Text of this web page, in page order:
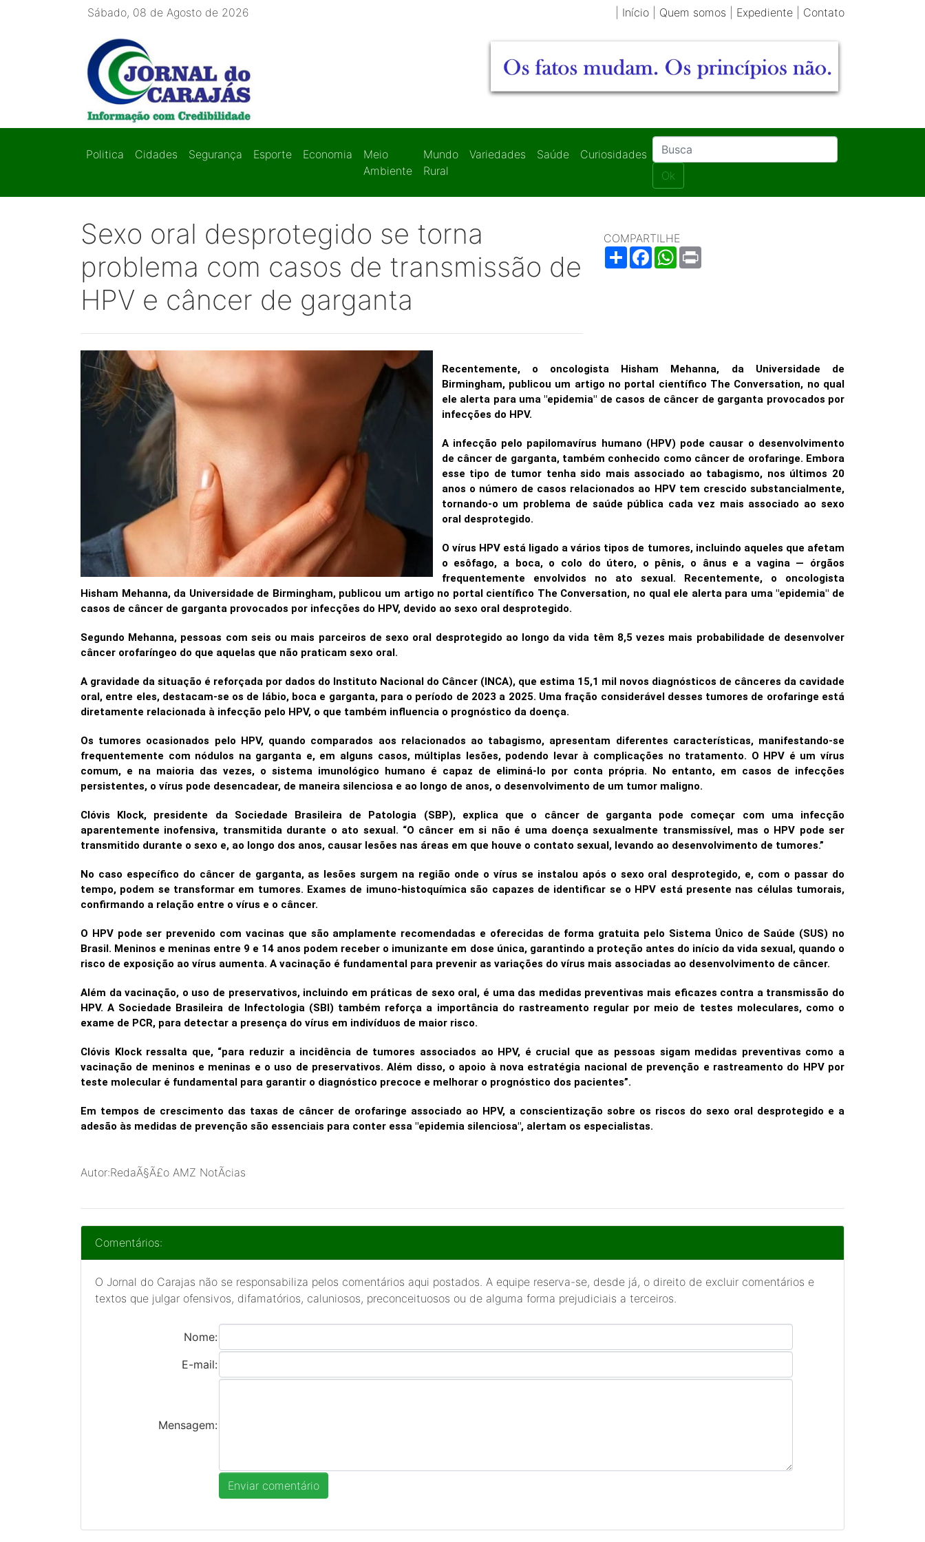
Sábado, 08 de Agosto de 2026 Início Quem somos Expediente Contato
Politica Cidades Segurança Esporte Economia
Meio
Ambiente
Mundo
Rural
Variedades Saúde
Curiosidades
Ok
Sexo oral desprotegido se torna
problema com casos de transmissão de
HPV e câncer de garganta
COMPARTILHE
ShareFacebookWhatsApp
Recentemente, o oncologista Hisham Mehanna, da Universidade de
Birmingham, publicou um artigo no portal científico The Conversation, no qual
ele alerta para uma "epidemia" de casos de câncer de garganta provocados por
infecções do HPV.
A infecção pelo papilomavírus humano (HPV) pode causar o desenvolvimento
de câncer de garganta, também conhecido como câncer de orofaringe. Embora
esse tipo de tumor tenha sido mais associado ao tabagismo, nos últimos 20
anos o número de casos relacionados ao HPV tem crescido substancialmente,
tornando-o um problema de saúde pública cada vez mais associado ao sexo
oral desprotegido.
O vírus HPV está ligado a vários tipos de tumores, incluindo aqueles que afetam
o esôfago, a boca, o colo do útero, o pênis, o ânus e a vagina — órgãos
frequentemente envolvidos no ato sexual. Recentemente, o oncologista
Hisham Mehanna, da Universidade de Birmingham, publicou um artigo no portal científico The Conversation, no qual ele alerta para uma "epidemia" de
casos de câncer de garganta provocados por infecções do HPV, devido ao sexo oral desprotegido.
Segundo Mehanna, pessoas com seis ou mais parceiros de sexo oral desprotegido ao longo da vida têm 8,5 vezes mais probabilidade de desenvolver
câncer orofaríngeo do que aquelas que não praticam sexo oral.
A gravidade da situação é reforçada por dados do Instituto Nacional do Câncer (INCA), que estima 15,1 mil novos diagnósticos de cânceres da cavidade
oral, entre eles, destacam-se os de lábio, boca e garganta, para o período de 2023 a 2025. Uma fração considerável desses tumores de orofaringe está
diretamente relacionada à infecção pelo HPV, o que também influencia o prognóstico da doença.
Os tumores ocasionados pelo HPV, quando comparados aos relacionados ao tabagismo, apresentam diferentes características, manifestando-se
frequentemente com nódulos na garganta e, em alguns casos, múltiplas lesões, podendo levar à complicações no tratamento. O HPV é um vírus
comum, e na maioria das vezes, o sistema imunológico humano é capaz de eliminá-lo por conta própria. No entanto, em casos de infecções
persistentes, o vírus pode desencadear, de maneira silenciosa e ao longo de anos, o desenvolvimento de um tumor maligno.
Clóvis Klock, presidente da Sociedade Brasileira de Patologia (SBP), explica que o câncer de garganta pode começar com uma infecção
aparentemente inofensiva, transmitida durante o ato sexual. “O câncer em si não é uma doença sexualmente transmissível, mas o HPV pode ser
transmitido durante o sexo e, ao longo dos anos, causar lesões nas áreas em que houve o contato sexual, levando ao desenvolvimento de tumores.”
No caso específico do câncer de garganta, as lesões surgem na região onde o vírus se instalou após o sexo oral desprotegido, e, com o passar do
tempo, podem se transformar em tumores. Exames de imuno-histoquímica são capazes de identificar se o HPV está presente nas células tumorais,
confirmando a relação entre o vírus e o câncer.
O HPV pode ser prevenido com vacinas que são amplamente recomendadas e oferecidas de forma gratuita pelo Sistema Único de Saúde (SUS) no
Brasil. Meninos e meninas entre 9 e 14 anos podem receber o imunizante em dose única, garantindo a proteção antes do início da vida sexual, quando o
risco de exposição ao vírus aumenta. A vacinação é fundamental para prevenir as variações do vírus mais associadas ao desenvolvimento de câncer.
Além da vacinação, o uso de preservativos, incluindo em práticas de sexo oral, é uma das medidas preventivas mais eficazes contra a transmissão do
HPV. A Sociedade Brasileira de Infectologia (SBI) também reforça a importância do rastreamento regular por meio de testes moleculares, como o
exame de PCR, para detectar a presença do vírus em indivíduos de maior risco.
Clóvis Klock ressalta que, “para reduzir a incidência de tumores associados ao HPV, é crucial que as pessoas sigam medidas preventivas como a
vacinação de meninos e meninas e o uso de preservativos. Além disso, o apoio à nova estratégia nacional de prevenção e rastreamento do HPV por
teste molecular é fundamental para garantir o diagnóstico precoce e melhorar o prognóstico dos pacientes”.
Em tempos de crescimento das taxas de câncer de orofaringe associado ao HPV, a conscientização sobre os riscos do sexo oral desprotegido e a
adesão às medidas de prevenção são essenciais para conter essa "epidemia silenciosa", alertam os especialistas.
Autor:RedaÃ§Ã£o AMZ NotÃ­cias
Comentários:
O Jornal do Carajas não se responsabiliza pelos comentários aqui postados. A equipe reserva-se, desde já, o direito de excluir comentários e
textos que julgar ofensivos, difamatórios, caluniosos, preconceituosos ou de alguma forma prejudiciais a terceiros.
Nome:
E-mail:
Mensagem: